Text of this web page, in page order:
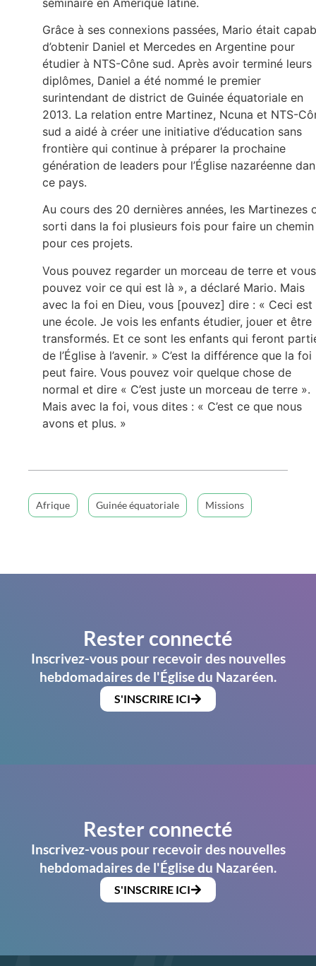
Grâce à ses connexions passées, Mario était
d’obtenir Daniel et Mercedes en Argentine pour
étudier à NTS-Cône sud. Après avoir terminé leurs
diplômes, Daniel a été nommé le premier
surintendant de district de Guinée équatoriale en
2013. La relation entre Martinez, Ncuna et NTS-
sud a aidé à créer une initiative d’éducation sans
frontière qui continue à préparer la prochaine
génération de leaders pour l’Église nazaréenne
ce pays.
Au cours des 20 dernières années, les Martinezes
sorti dans la foi plusieurs fois pour faire un chemin
pour ces projets.
Vous pouvez regarder un morceau de terre et vous
pouvez voir ce qui est là », a déclaré Mario. Mais
avec la foi en Dieu, vous [pouvez] dire : « Ceci est
une école. Je vois les enfants étudier, jouer et être
transformés. Et ce sont les enfants qui feront
de l’Église à l’avenir. » C’est la différence que la foi
peut faire. Vous pouvez voir quelque chose de
normal et dire « C’est juste un morceau de terre ».
Mais avec la foi, vous dites : « C’est ce que nous
avons et plus. »
Afrique Guinée équatoriale Missions
Rester connecté
Inscrivez-vous pour recevoir des nouvelles
hebdomadaires de l'Église du Nazaréen.
S'INSCRIRE ICI
Rester connecté
Inscrivez-vous pour recevoir des nouvelles
hebdomadaires de l'Église du Nazaréen.
S'INSCRIRE ICI